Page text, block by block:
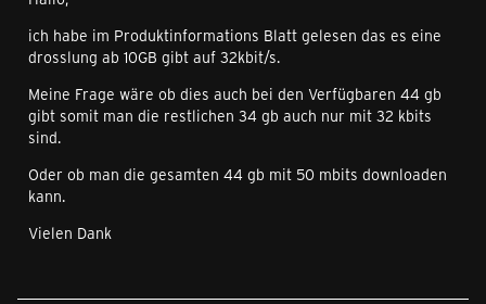
ich habe im Produktinformations Blatt gelesen das es eine
drosslung ab 10GB gibt auf 32kbit/s.
Meine Frage wäre ob dies auch bei den Verfügbaren 44 gb
gibt somit man die restlichen 34 gb auch nur mit 32 kbits
sind.
Oder ob man die gesamten 44 gb mit 50 mbits downloaden
kann.
Vielen Dank